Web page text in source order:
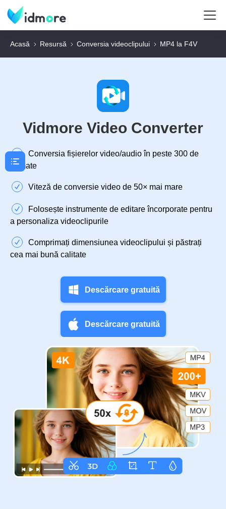
Acasă Resursă Conversia videoclipului MP4 la F4V
Vidmore Video Converter
Conversia fișierelor video/audio în peste 300 de
formate
Viteză de conversie video de 50× mai mare
Folosește instrumente de editare încorporate pentru
a personaliza videoclipurile
Comprimați dimensiunea videoclipului și păstrați
cea mai bună calitate
Descărcare gratuită
Descărcare gratuită